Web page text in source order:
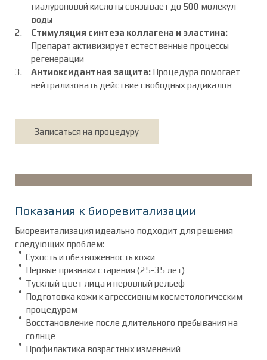
гиалуроновой кислоты связывает до 500 молекул
воды
Стимуляция синтеза коллагена и эластина:
Препарат активизирует естественные процессы
регенерации
Антиоксидантная защита: Процедура помогает
нейтрализовать действие свободных радикалов
Записаться на процедуру
Показания к биоревитализации
Биоревитализация идеально подходит для решения
следующих проблем:
Сухость и обезвоженность кожи
Первые признаки старения (25-35 лет)
Тусклый цвет лица и неровный рельеф
Подготовка кожи к агрессивным косметологическим
процедурам
Восстановление после длительного пребывания на
солнце
Профилактика возрастных изменений